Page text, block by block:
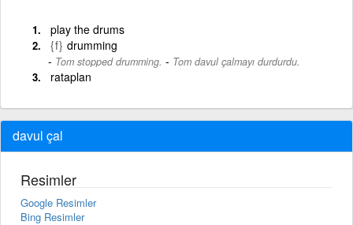
play the drums
{f} drumming
Tom stopped drumming. - Tom davul çalmayı durdurdu.
rataplan
davul çal
Resimler
Google Resimler
Bing Resimler